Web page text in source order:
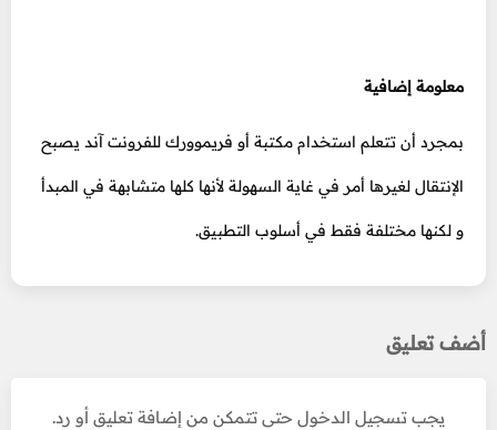
معلومة إضافية
بمجرد أن تتعلم استخدام مكتبة أو فريموورك للفرونت آند يصبح
الإنتقال لغيرها أمر في غاية السهولة لأنها كلها متشابهة في المبدأ
و لكنها مختلفة فقط في أسلوب التطبيق.
أضف تعليق
يجب تسجيل الدخول حتى تتمكن من إضافة تعليق أو رد.